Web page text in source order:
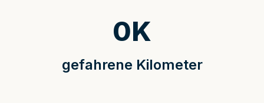
gefahrene Kilometer
0K